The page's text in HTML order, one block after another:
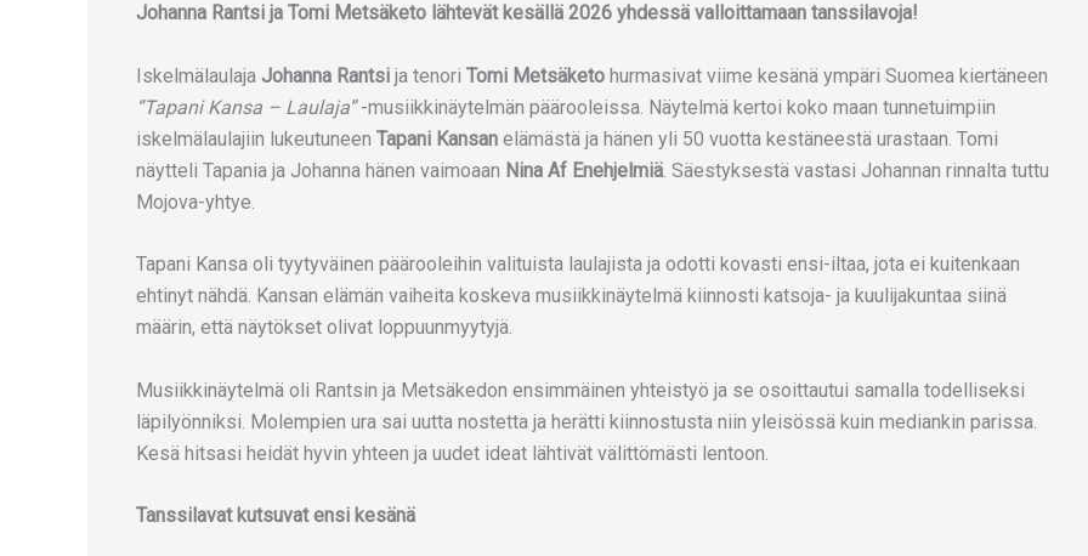
Johanna Rantsi ja Tomi Metsäketo lähtevät kesällä 2026 yhdessä valloittamaan tanssilavoja!
Iskelmälaulaja Johanna Rantsi ja tenori Tomi Metsäketo hurmasivat viime kesänä ympäri Suomea kiertäneen
“Tapani Kansa – Laulaja”-musiikkinäytelmän päärooleissa. Näytelmä kertoi koko maan tunnetuimpiin
iskelmälaulajiin lukeutuneen Tapani Kansan elämästä ja hänen yli 50 vuotta kestäneestä urastaan. Tomi
näytteli Tapania ja Johanna hänen vaimoaan Nina Af Enehjelmiä . Säestyksestä vastasi Johannan rinnalta tuttu
Mojova-yhtye.
Tapani Kansa oli tyytyväinen päärooleihin valituista laulajista ja odotti kovasti ensi-iltaa, jota ei kuitenkaan
ehtinyt nähdä. Kansan elämän vaiheita koskeva musiikkinäytelmä kiinnosti katsoja- ja kuulijakuntaa siinä
määrin, että näytökset olivat loppuunmyytyjä.
Musiikkinäytelmä oli Rantsin ja Metsäkedon ensimmäinen yhteistyö ja se osoittautui samalla todelliseksi
läpilyönniksi. Molempien ura sai uutta nostetta ja herätti kiinnostusta niin yleisössä kuin mediankin parissa.
Kesä hitsasi heidät hyvin yhteen ja uudet ideat lähtivät välittömästi lentoon.
Tanssilavat kutsuvat ensi kesänä